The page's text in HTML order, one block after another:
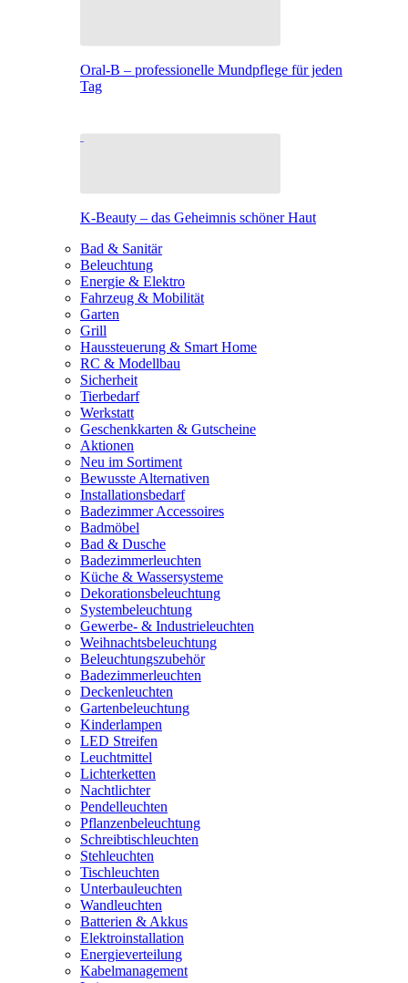
Oral-B – professionelle Mundpflege für jeden
Tag
K-Beauty – das Geheimnis schöner Haut
Bad & Sanitär
Beleuchtung
Energie & Elektro
Fahrzeug & Mobilität
Garten
Grill
Haussteuerung & Smart Home
RC & Modellbau
Sicherheit
Tierbedarf
Werkstatt
Geschenkkarten & Gutscheine
Aktionen
Neu im Sortiment
Bewusste Alternativen
Installationsbedarf
Badezimmer Accessoires
Badmöbel
Bad & Dusche
Badezimmerleuchten
Küche & Wassersysteme
Dekorationsbeleuchtung
Systembeleuchtung
Gewerbe- & Industrieleuchten
Weihnachtsbeleuchtung
Beleuchtungszubehör
Badezimmerleuchten
Deckenleuchten
Gartenbeleuchtung
Kinderlampen
LED Streifen
Leuchtmittel
Lichterketten
Nachtlichter
Pendelleuchten
Pflanzenbeleuchtung
Schreibtischleuchten
Stehleuchten
Tischleuchten
Unterbauleuchten
Wandleuchten
Batterien & Akkus
Elektroinstallation
Energieverteilung
Kabelmanagement